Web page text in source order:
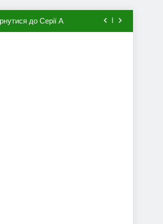
до Серії А